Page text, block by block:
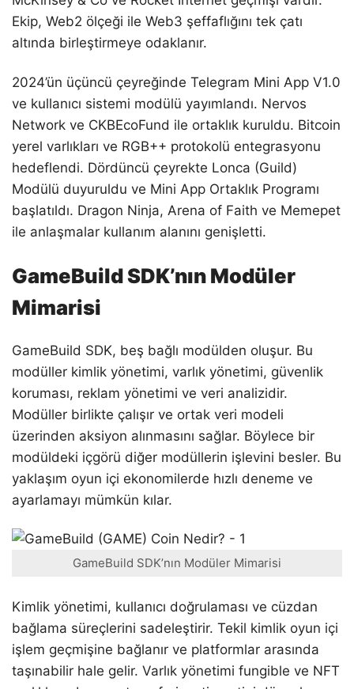
Ekip, Web2 ölçeği ile Web3 şeffaflığını tek çatı
altında birleştirmeye odaklanır.
2024’ün üçüncü çeyreğinde Telegram Mini App V1.0
ve kullanıcı sistemi modülü yayımlandı. Nervos
Network ve CKBEcoFund ile ortaklık kuruldu. Bitcoin
yerel varlıkları ve RGB++ protokolü entegrasyonu
hedeflendi. Dördüncü çeyrekte Lonca (Guild)
Modülü duyuruldu ve Mini App Ortaklık Programı
başlatıldı. Dragon Ninja, Arena of Faith ve Memepet
ile anlaşmalar kullanım alanını genişletti.
GameBuild SDK’nın Modüler
Mimarisi
GameBuild SDK, beş bağlı modülden oluşur. Bu
modüller kimlik yönetimi, varlık yönetimi, güvenlik
koruması, reklam yönetimi ve veri analizidir.
Modüller birlikte çalışır ve ortak veri modeli
üzerinden aksiyon alınmasını sağlar. Böylece bir
modüldeki içgörü diğer modüllerin işlevini besler. Bu
yaklaşım oyun içi ekonomilerde hızlı deneme ve
ayarlamayı mümkün kılar.
GameBuild SDK’nın Modüler Mimarisi
Kimlik yönetimi, kullanıcı doğrulaması ve cüzdan
bağlama süreçlerini sadeleştirir. Tekil kimlik oyun içi
işlem geçmişine bağlanır ve platformlar arasında
taşınabilir hale gelir. Varlık yönetimi fungible ve NFT